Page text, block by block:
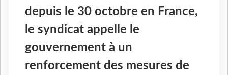
depuis le 30 octobre en France,
le syndicat appelle le
gouvernement à un
renforcement des mesures de